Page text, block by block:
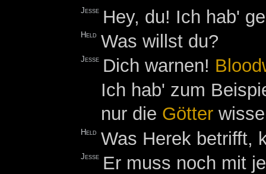
Jesse Hey, du! Ich hab'
Held Was willst du?
Jesse Dich warnen!
Ich hab' zum
nur die Götter
Held Was Herek betrifft,
Jesse Er muss noch mit